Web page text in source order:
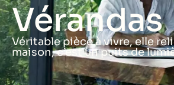
Vérandas
Véritable pièce à vivre, elle
maison, c’est un puits de